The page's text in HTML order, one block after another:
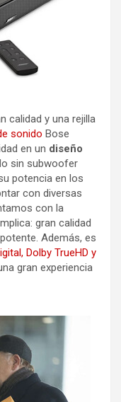
calidad y una rejilla
sonido Bose
en un diseño
sin subwoofer
potencia en los
con diversas
con la
gran calidad
Además, es
Dolby TrueHD y
gran experiencia